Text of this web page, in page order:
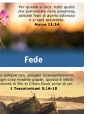
Fede